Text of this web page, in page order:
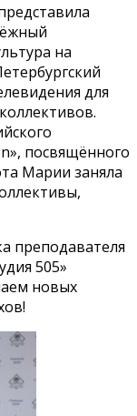
на
для
посвящённого
Марии заняла
преподавателя
505»
новых